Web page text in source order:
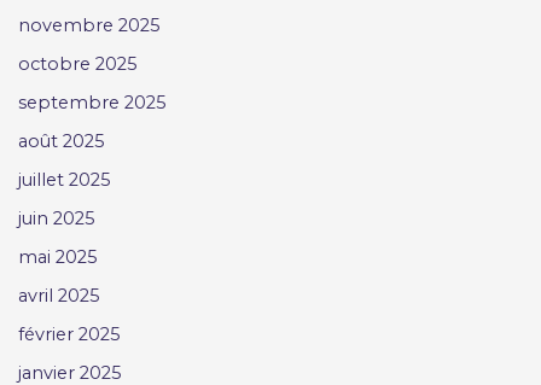
novembre 2025
octobre 2025
septembre 2025
août 2025
juillet 2025
juin 2025
mai 2025
avril 2025
février 2025
janvier 2025